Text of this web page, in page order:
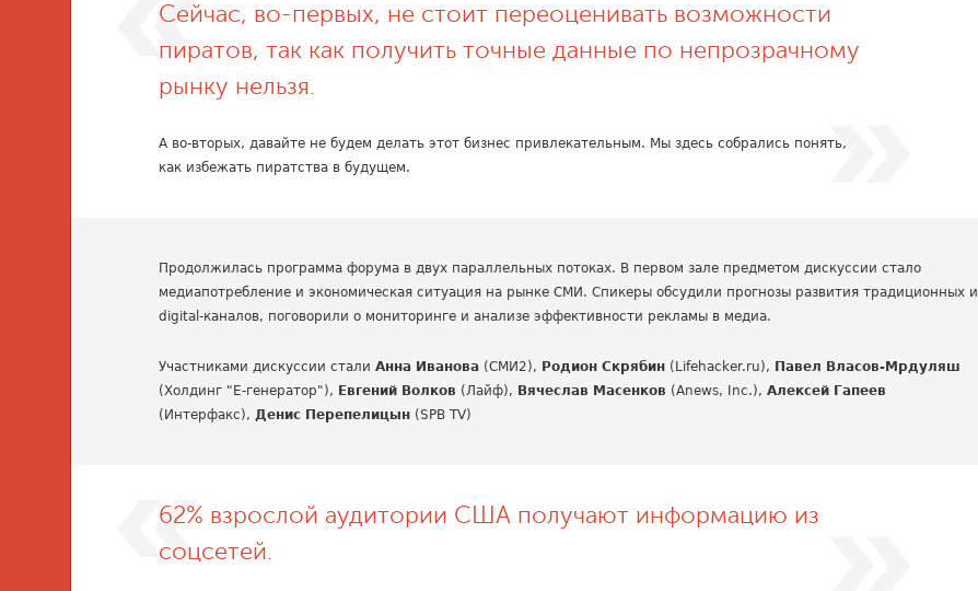
Сейчас, во-первых, не стоит переоценивать возможности
пиратов, так как получить точные данные по непрозрачному
рынку нельзя.
А во-вторых, давайте не будем делать этот бизнес привлекательным. Мы здесь собрались понять,
как избежать пиратства в будущем.
Продолжилась программа форума в двух параллельных потоках. В первом зале предметом дискуссии стало
медиапотребление и экономическая ситуация на рынке СМИ. Спикеры обсудили прогнозы развития традиционных и
digital-каналов, поговорили о мониторинге и анализе эффективности рекламы в медиа.
Участниками дискуссии сталиАнна Иванова (СМИ2), Родион Скрябин (Lifehacker.ru), Павел Власов-Мрдуляш
(Холдинг "Е-генератор"), Евгений Волков (Лайф), Вячеслав Масенков (Anews, Inc.), Алексей Гапеев
(Интерфакс),Денис Перепелицын (SPB TV)
62% взрослой аудитории США получают информацию из
соцсетей.